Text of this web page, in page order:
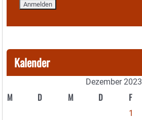
Kalender
Dezember 2023
M D M D F
1